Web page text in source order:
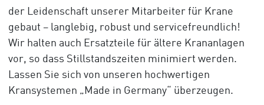
der Leidenschaft unserer Mitarbeiter für Krane
gebaut – langlebig, robust und servicefreundlich!
Wir halten auch Ersatzteile für ältere Krananlagen
vor, so dass Stillstandszeiten minimiert werden.
Lassen Sie sich von unseren hochwertigen
Kransystemen „Made in Germany“ überzeugen.